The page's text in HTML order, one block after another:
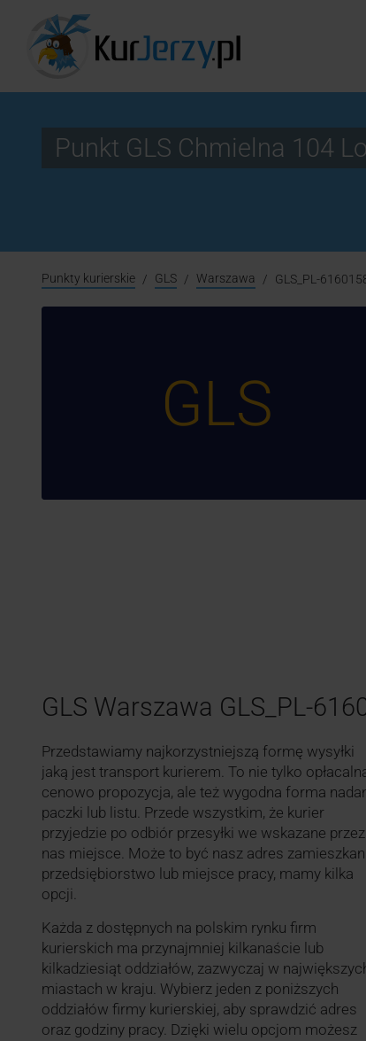
Punkt GLS Chmielna 104
Punkty kurierskie GLS Warszawa GLS_PL-
GLS
GLS Warszawa GLS_PL-
Przedstawiamy najkorzystniejszą formę wysyłki
jaką jest transport kurierem. To nie tylko
cenowo propozycja, ale też wygodna forma
paczki lub listu. Przede wszystkim, że kurier
przyjedzie po odbiór przesyłki we wskazane przez
nas miejsce. Może to być nasz adres
przedsiębiorstwo lub miejsce pracy, mamy kilka
opcji.
Każda z dostępnych na polskim rynku firm
kurierskich ma przynajmniej kilkanaście lub
kilkadziesiąt oddziałów, zazwyczaj w
miastach w kraju. Wybierz jeden z poniższych
oddziałów firmy kurierskiej, aby sprawdzić adres
oraz godziny pracy. Dzięki wielu opcjom możesz